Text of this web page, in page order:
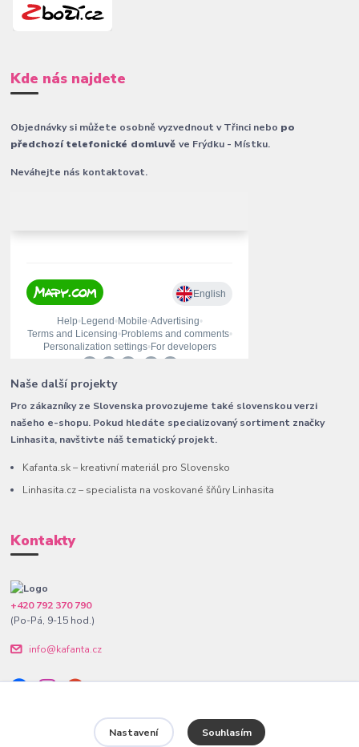
Kde nás najdete
Objednávky si můžete osobně vyzvednout v Třinci nebo po
předchozí telefonické domluvěve Frýdku - Místku.
Neváhejte nás kontaktovat.
Naše další projekty
Pro zákazníky ze Slovenska provozujeme také slovenskou verzi
našeho e-shopu. Pokud hledáte specializovaný sortiment značky
Linhasita, navštivte náš tematický projekt.
Kafanta.sk – kreativní materiál pro Slovensko
Linhasita.cz – specialista na voskované šňůry Linhasita
Kontakty
+420 792 370 790
(Po-Pá, 9-15 hod.)
info@kafanta.cz
Nastavení Souhlasím